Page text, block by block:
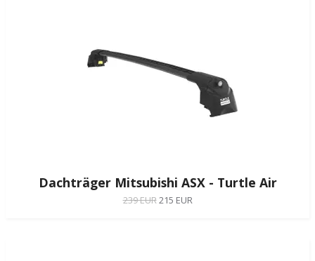
Dachträger Mitsubishi ASX - Turtle Air
239 EUR215 EUR